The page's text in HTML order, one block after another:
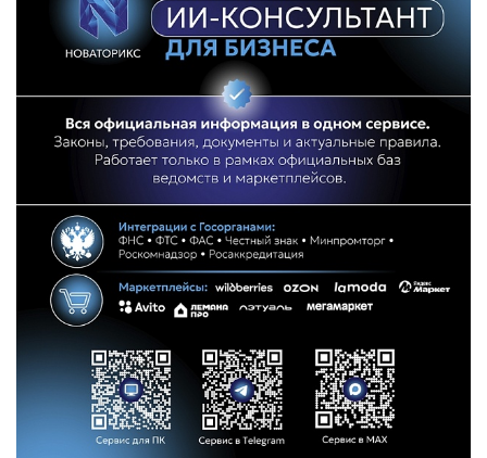
Бизнес Югра"
Меры поддержки
Навигатор по мерам
поддержки
Имущественная поддержка
Консультационная поддержка
Образовательная поддержка
Поддержка креативного и
инновационно-
технологического